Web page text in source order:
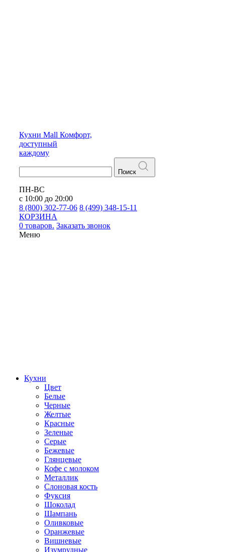
Кухни Mall Комфорт,
доступный
каждому
Поиск
ПН-ВС
с 10:00 до 20:00
8 (800) 302-77-06 8 (499) 348-15-11
КОРЗИНА
0 товаров. Заказать звонок
Меню
Кухни
Цвет
Белые
Черные
Желтые
Красные
Зеленые
Серые
Бежевые
Глянцевые
Кофе с молоком
Металлик
Слоновая кость
Фуксия
Шоколад
Шампань
Оливковые
Оранжевые
Вишневые
Изумрудные